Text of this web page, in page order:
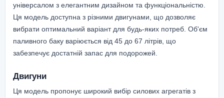
універсалом з елегантним дизайном та функціональністю.
Ця модель доступна з різними двигунами, що дозволяє
вибрати оптимальний варіант для будь-яких потреб. Об'єм
паливного баку варіюється від 45 до 67 літрів, що
забезпечує достатній запас для подорожей.
Двигуни
Ця модель пропонує широкий вибір силових агрегатів з